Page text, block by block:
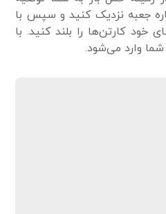
جعبه نزدیک کنید و سپس با
خود کارتن‌ها را بلند کنید. با
وارد می‌شود.